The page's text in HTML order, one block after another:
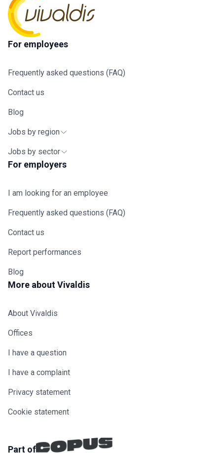
For employees
Frequently asked questions (FAQ)
Contact us
Blog
Jobs by region
Jobs by sector
For employers
I am looking for an employee
Frequently asked questions (FAQ)
Contact us
Report performances
Blog
More about Vivaldis
About Vivaldis
Offices
I have a question
I have a complaint
Privacy statement
Cookie statement
Part of